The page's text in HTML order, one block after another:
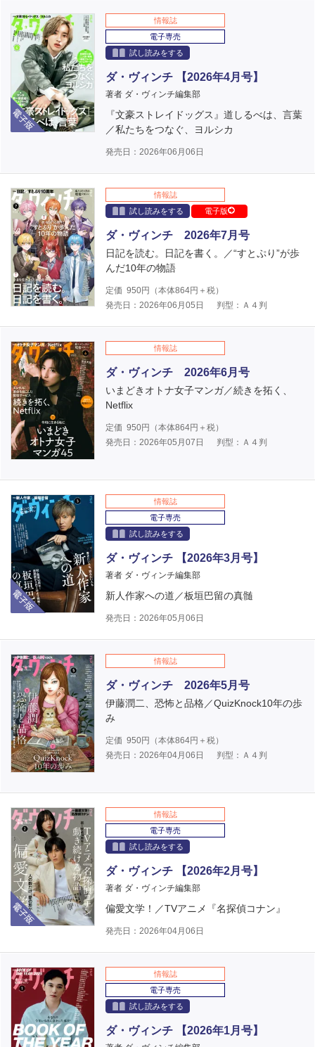
電子版
情報誌
電子専売
試し読みをする
ダ・ヴィンチ 【2026年4月号】
著者 ダ・ヴィンチ編集部
『文豪ストレイドッグス』道しるべは、言葉
／私たちをつなぐ、ヨルシカ
発売日：2026年06月06日
情報誌
試し読みをする
電子版
ダ・ヴィンチ 2026年7月号
日記を読む。日記を書く。／“すとぷり”が歩
んだ10年の物語
定価 950円（本体864円＋税）
発売日：2026年06月05日
判型：Ａ４判
情報誌
ダ・ヴィンチ 2026年6月号
いまどきオトナ女子マンガ／続きを拓く、
Netflix
定価 950円（本体864円＋税）
発売日：2026年05月07日
判型：Ａ４判
電子版
情報誌
電子専売
試し読みをする
ダ・ヴィンチ 【2026年3月号】
著者 ダ・ヴィンチ編集部
新人作家への道／板垣巴留の真髄
発売日：2026年05月06日
情報誌
ダ・ヴィンチ 2026年5月号
伊藤潤二、恐怖と品格／QuizKnock10年の歩
み
定価 950円（本体864円＋税）
発売日：2026年04月06日
判型：Ａ４判
電子版
情報誌
電子専売
試し読みをする
ダ・ヴィンチ 【2026年2月号】
著者 ダ・ヴィンチ編集部
偏愛文学！／TVアニメ『名探偵コナン』
発売日：2026年04月06日
情報誌
電子専売
試し読みをする
ダ・ヴィンチ 【2026年1月号】